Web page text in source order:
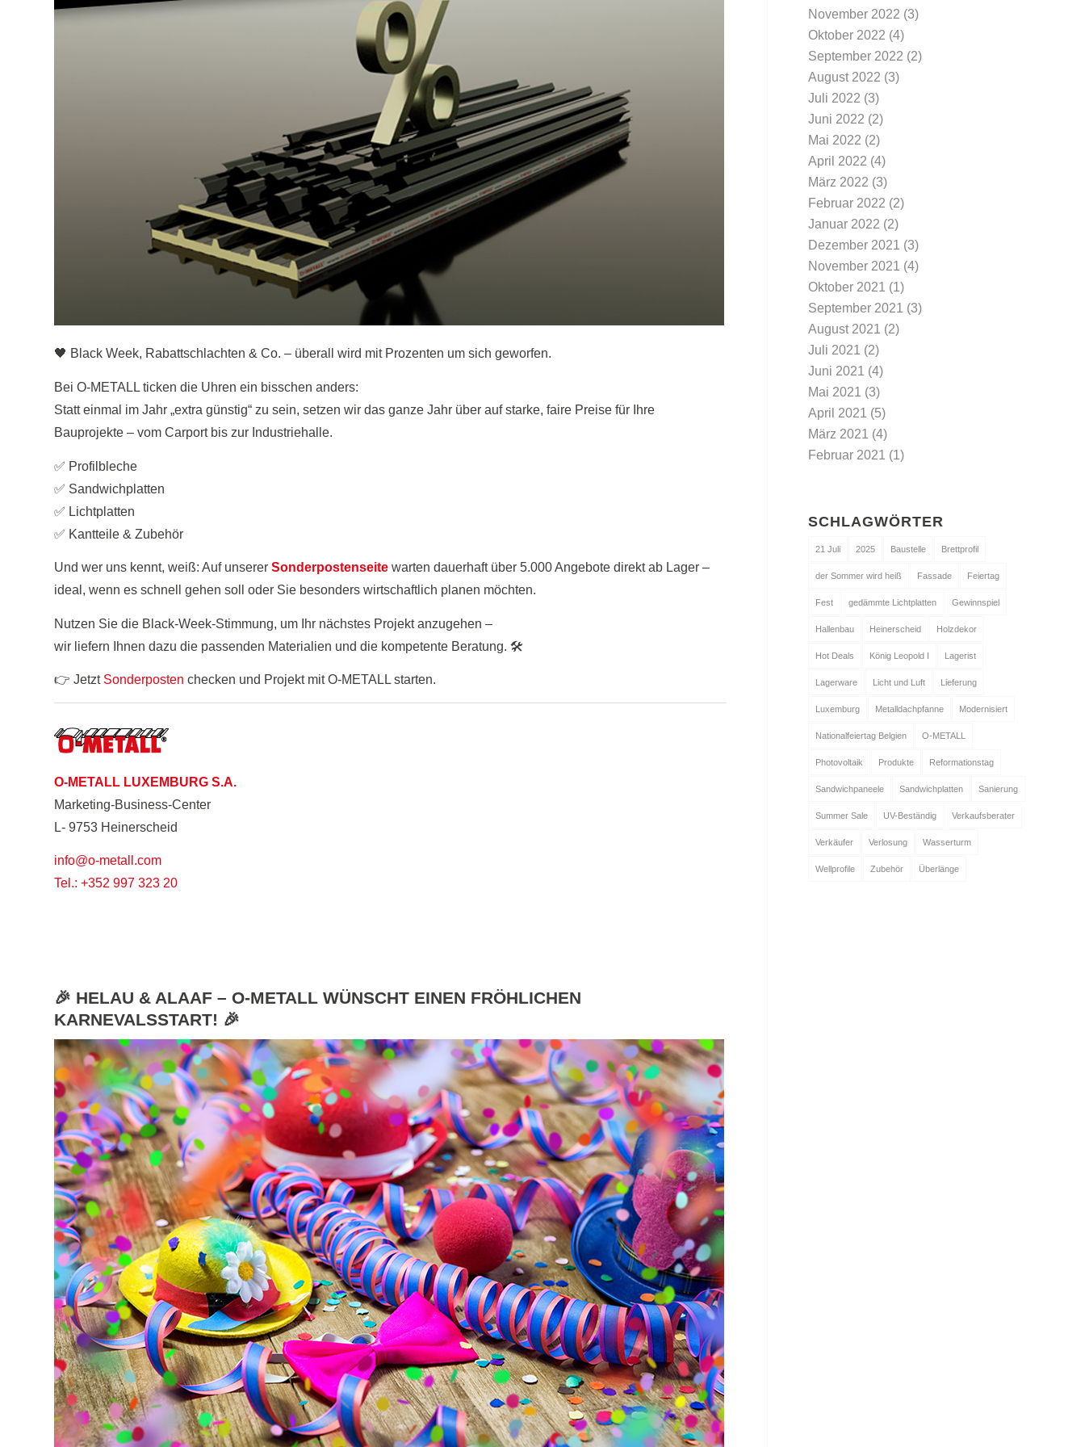
🖤 Black Week, Rabattschlachten & Co. – überall wird mit Prozenten um sich geworfen.
Bei O-METALL ticken die Uhren ein bisschen anders:
Statt einmal im Jahr „extra günstig“ zu sein, setzen wir das ganze Jahr über auf starke, faire Preise für Ihre
Bauprojekte – vom Carport bis zur Industriehalle.
✅ Profilbleche
✅ Sandwichplatten
✅ Lichtplatten
✅ Kantteile & Zubehör
Und wer uns kennt, weiß: Auf unserer Sonderpostenseite warten dauerhaft über 5.000 Angebote direkt ab Lager –
ideal, wenn es schnell gehen soll oder Sie besonders wirtschaftlich planen möchten.
Nutzen Sie die Black-Week-Stimmung, um Ihr nächstes Projekt anzugehen –
wir liefern Ihnen dazu die passenden Materialien und die kompetente Beratung. 🛠️
👉 Jetzt Sonderposten checken und Projekt mit O-METALL starten.
O-METALL LUXEMBURG S.A.
Marketing-Business-Center
L- 9753 Heinerscheid
info@o-metall.com
Tel.: +352 997 323 20
🎉 HELAU & ALAAF – O-METALL WÜNSCHT EINEN FRÖHLICHEN
KARNEVALSSTART! 🎉
November 2022 (3)
Oktober 2022 (4)
September 2022 (2)
August 2022 (3)
Juli 2022 (3)
Juni 2022 (2)
Mai 2022 (2)
April 2022 (4)
März 2022 (3)
Februar 2022 (2)
Januar 2022 (2)
Dezember 2021 (3)
November 2021 (4)
Oktober 2021 (1)
September 2021 (3)
August 2021 (2)
Juli 2021 (2)
Juni 2021 (4)
Mai 2021 (3)
April 2021 (5)
März 2021 (4)
Februar 2021 (1)
SCHLAGWÖRTER
21 Juli 2025 Baustelle Brettprofil
der Sommer wird heiß Fassade Feiertag
Fest gedämmte Lichtplatten Gewinnspiel
Hallenbau Heinerscheid Holzdekor
Hot Deals König Leopold I Lagerist
Lagerware Licht und Luft Lieferung
Luxemburg Metalldachpfanne Modernisiert
Nationalfeiertag Belgien O-METALL
Photovoltaik Produkte Reformationstag
Sandwichpaneele Sandwichplatten Sanierung
Summer Sale UV-Beständig Verkaufsberater
Verkäufer Verlosung Wasserturm
Wellprofile Zubehör Überlänge